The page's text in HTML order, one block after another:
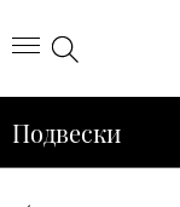
Подвески